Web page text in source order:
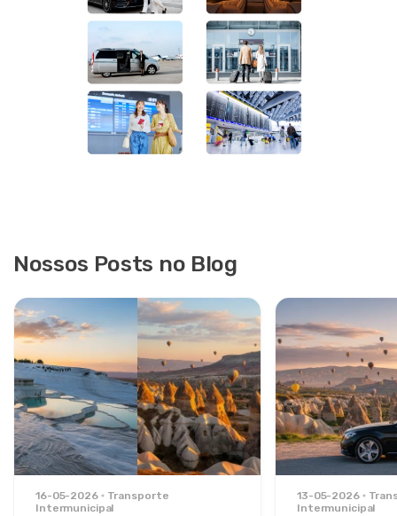
Nossos Posts no Blog
16-05-2026
Transporte
Intermunicipal
13-05-2026
Intermunicipal